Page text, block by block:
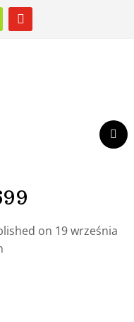
youtube
on 19 września